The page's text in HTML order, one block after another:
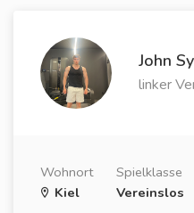
John
linker
Wohnort
Kiel
Spielklasse
Vereinslos